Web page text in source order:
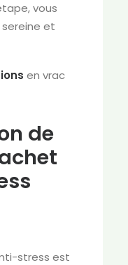
vous
et
en vrac
de
stress est